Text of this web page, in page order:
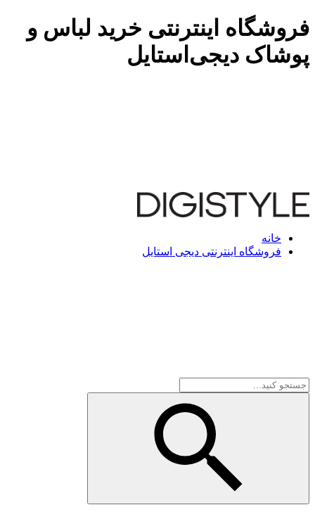
فروشگاه اینترنتی خرید لباس و
پوشاک دیجی‌استایل
خانه
فروشگاه اینترنتی دیجی استایل